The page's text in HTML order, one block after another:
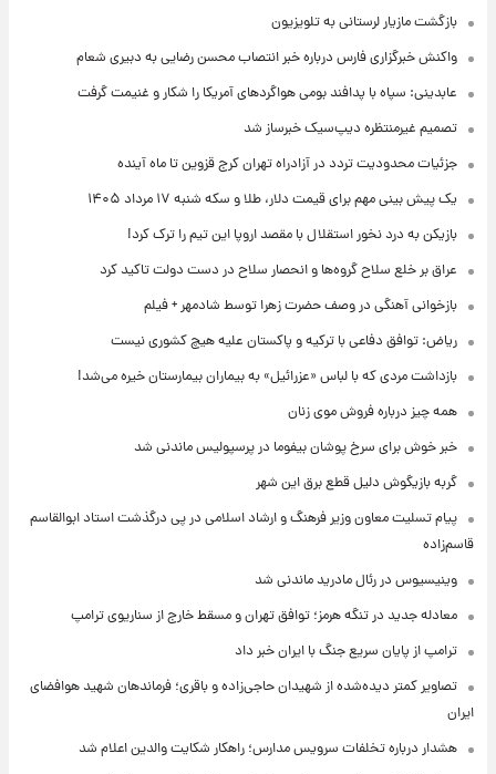
بازگشت مازیار لرستانی به تلویزیون
واکنش خبرگزاری فارس درباره خبر انتصاب محسن رضایی به دبیری شعام
عابدینی: سپاه با پدافند بومی هواگردهای آمریکا را شکار و غنیمت گرفت
تصمیم غیرمنتظره دیپ‌سیک خبرساز شد
جزئیات محدودیت تردد در آزادراه تهران کرج قزوین تا ماه آینده
یک پیش ‌بینی مهم برای قیمت دلار، طلا و سکه شنبه ۱۷ مرداد ۱۴۰۵
بازیکن به درد نخور استقلال با مقصد اروپا این تیم را ترک کرد!
عراق بر خلع سلاح گروه‌ها و انحصار سلاح در دست دولت تاکید کرد
بازخوانی آهنگی در وصف حضرت زهرا توسط شادمهر + فیلم
ریاض: توافق دفاعی با ترکیه و پاکستان علیه هیچ کشوری نیست
بازداشت مردی که با لباس «عزرائیل» به بیماران بیمارستان خیره می‌شد!
همه چیز درباره فروش موی زنان
خبر خوش برای سرخ پوشان بیفوما در پرسپولیس ماندنی شد
گربه بازیگوش دلیل قطع برق این شهر
پیام تسلیت معاون وزیر فرهنگ و ارشاد اسلامی در پی درگذشت استاد ابوالقاسم
قاسم‌زاده
وینیسیوس در رئال مادرید ماندنی شد
معادله جدید در تنگه هرمز؛ توافق تهران و مسقط خارج از سناریوی ترامپ
ترامپ از پایان سریع جنگ با ایران خبر داد
تصاویر کمتر دیده‌شده از شهیدان حاجی‌زاده و باقری؛ فرماندهان شهید هوافضای
ایران
هشدار درباره تخلفات سرویس مدارس؛ راهکار شکایت والدین اعلام شد